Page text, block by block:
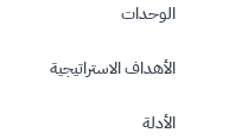
الوحدات
الأهداف الاستراتيجية
الأدلة